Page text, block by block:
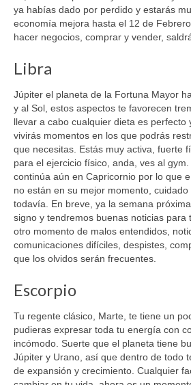
ya habías dado por perdido y estarás
economía mejora hasta el 12 de
hacer negocios, comprar y vender,
Libra
Júpiter el planeta de la Fortuna Mayor
y al Sol, estos aspectos te favorecen
llevar a cabo cualquier dieta es perfecto
vivirás momentos en los que podrás
que necesitas. Estás muy activa, fuerte
para el ejercicio físico, anda, ves al
continúa aún en Capricornio por lo que
no están en su mejor momento,
todavía. En breve, ya la semana
signo y tendremos buenas noticias para
otro momento de malos entendidos,
comunicaciones difíciles, despistes,
que los olvidos serán frecuentes.
Escorpio
Tu regente clásico, Marte, te tiene un
pudieras expresar toda tu energía con
incómodo. Suerte que el planeta tiene
Júpiter y Urano, así que dentro de todo
de expansión y crecimiento. Cualquier